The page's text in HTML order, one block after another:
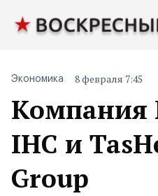
Компания
IHC и
Group
Экономика 8 февраля 7:45